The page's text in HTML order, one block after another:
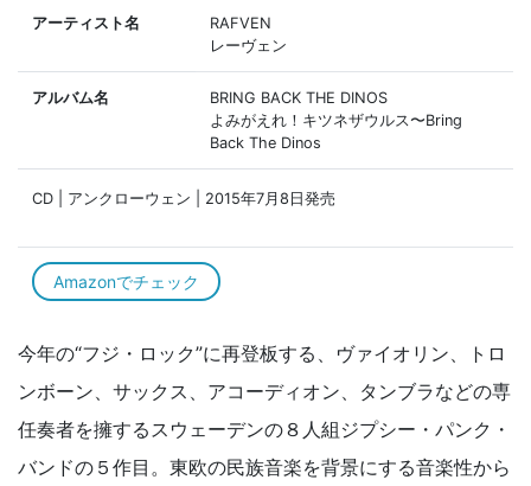
アーティスト名
RAFVEN
レーヴェン
アルバム名
BRING BACK THE DINOS
よみがえれ！キツネザウルス〜Bring
Back The Dinos
CD | アンクローウェン | 2015年7月8日発売
Amazonでチェック
今年の“フジ・ロック”に再登板する、ヴァイオリン、トロ
ンボーン、サックス、アコーディオン、タンブラなどの専
任奏者を擁するスウェーデンの８人組ジプシー・パンク・
バンドの５作目。東欧の民族音楽を背景にする音楽性から